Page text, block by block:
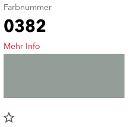
Farbnummer
0382
Mehr Info
star_border